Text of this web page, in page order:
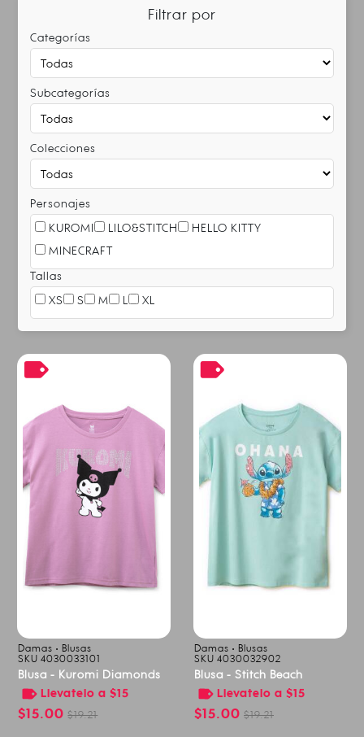
Filtrar por
Categorías
Subcategorías
Colecciones
Personajes
KUROMI
LILO&STITCH
HELLO KITTY
MINECRAFT
Tallas
XS
S M L XL
Damas • Blusas
SKU 4030033101
Blusa - Kuromi Diamonds
Llevatelo a $15
$15.00 $19.21
Damas • Blusas
SKU 4030032902
Blusa - Stitch Beach
Llevatelo a $15
$15.00 $19.21